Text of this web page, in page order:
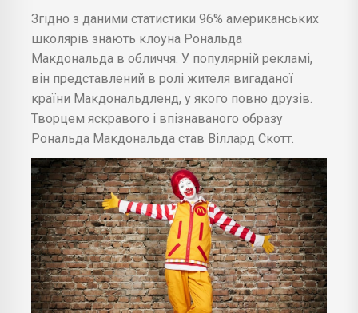
Згідно з даними статистики 96% американських
школярів знають клоуна Рональда
Макдональда в обличчя. У популярній рекламі,
він представлений в ролі жителя вигаданої
країни Макдональдленд, у якого повно друзів.
Творцем яскравого і впізнаваного образу
Рональда Макдональда став Віллард Скотт.